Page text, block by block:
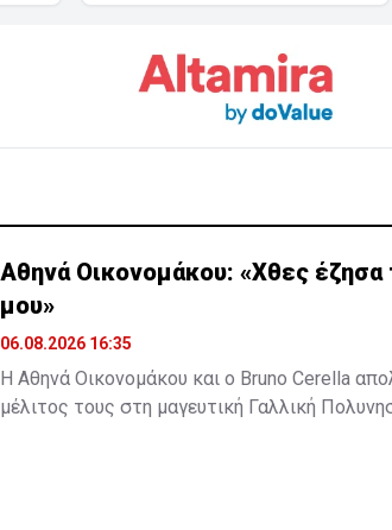
Αθηνά Οικονομάκου: «Χθες
μου»
06.08.2026 16:35
Η Αθηνά Οικονομάκου και ο Bruno Cerella
μέλιτος τους στη μαγευτική Γαλλική